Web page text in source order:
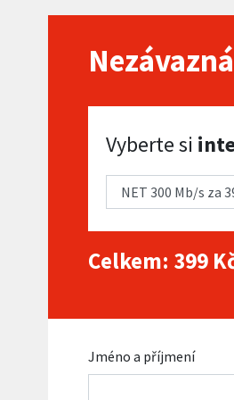
Vyberte si internet
Vyberte si
Celkem: 399
Jméno a příjmení